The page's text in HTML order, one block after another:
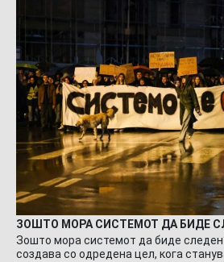
ЗОШТО МОРА СИСТЕМОТ ДА БИДЕ
Зошто мора системот да биде
создава со одредена цел, кога